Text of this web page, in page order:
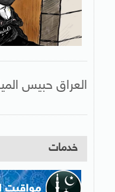
العراق حبيس
خدمات